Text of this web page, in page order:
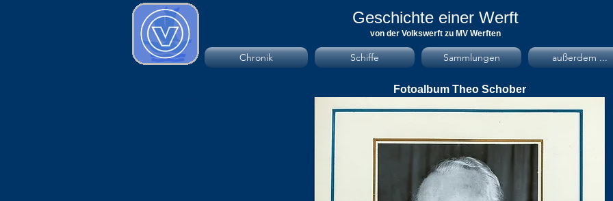
Geschichte einer Werft
von der Volkswerft zu MV Werften
Chronik Schiffe Sammlungen außerdem ...
Fotoalbum Theo Schober